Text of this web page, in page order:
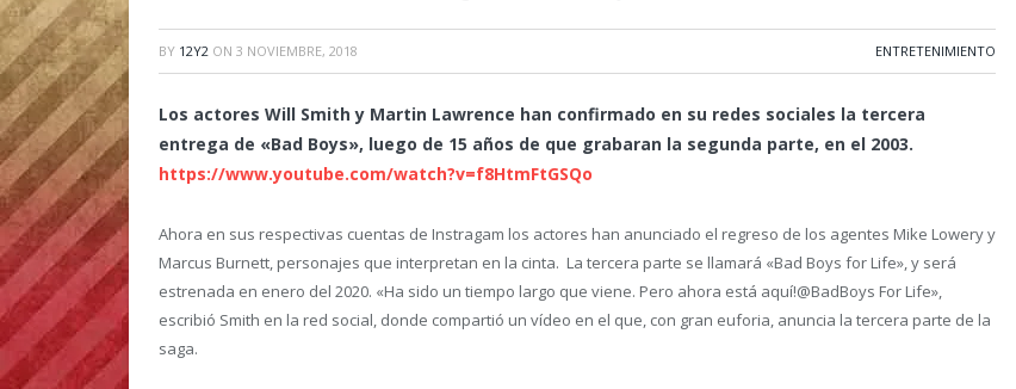
BY 12Y2 ON 3 NOVIEMBRE, 2018 ENTRETENIMIENTO
Los actores Will Smith y Martin Lawrence han confirmado en su redes sociales la tercera
entrega de «Bad Boys», luego de 15 años de que grabaran la segunda parte, en el 2003.
https://www.youtube.com/watch?v=f8HtmFtGSQo
Ahora en sus respectivas cuentas de Instragam los actores han anunciado el regreso de los agentes Mike Lowery y
Marcus Burnett, personajes que interpretan en la cinta. La tercera parte se llamará «Bad Boys for Life», y será
estrenada en enero del 2020. «Ha sido un tiempo largo que viene. Pero ahora está aquí!@BadBoys For Life»,
escribió Smith en la red social, donde compartió un vídeo en el que, con gran euforia, anuncia la tercera parte de la
saga.